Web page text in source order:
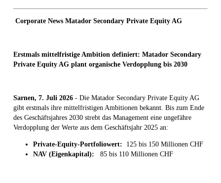
Corporate News Matador Secondary Private Equity AG
Erstmals mittelfristige Ambition definiert: Matador Secondary
Private Equity AG plant organische Verdopplung bis 2030
Sarnen, 7. Juli 2026 - Die Matador Secondary Private Equity AG
gibt erstmals ihre mittelfristigen Ambitionen bekannt. Bis zum Ende
des Geschäftsjahres 2030 strebt das Management eine ungefähre
Verdopplung der Werte aus dem Geschäftsjahr 2025 an:
Private-Equity-Portfoliowert: 125 bis 150 Millionen CHF
NAV (Eigenkapital): 85 bis 110 Millionen CHF